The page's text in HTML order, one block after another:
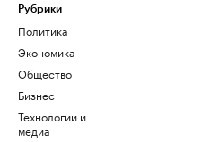
Рубрики
Политика
Экономика
Общество
Бизнес
Технологии и
медиа